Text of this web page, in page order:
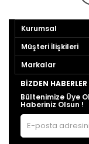
Kurumsal
Müşteri İlişkileri
Markalar
BIZDEN HABERLER
Bültenimize Üye
Haberiniz Olsun !